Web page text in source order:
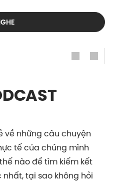
về những câu chuyện
tế của chúng mình
nào để tìm kiếm kết
tại sao không hỏi